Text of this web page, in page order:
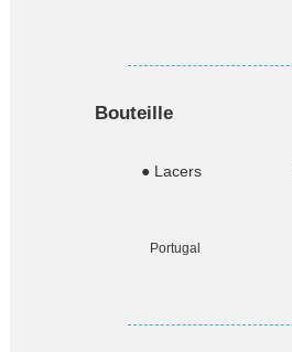
Bouteille
● Lacers
Portugal